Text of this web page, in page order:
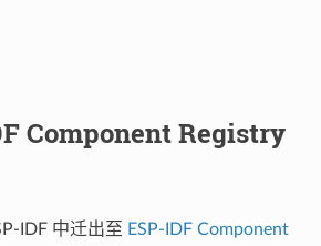
Component Registry
IDF 中迁出至 ESP-IDF Component